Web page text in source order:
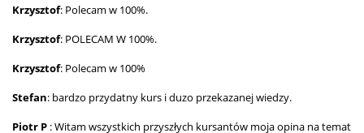
Krzysztof: Polecam w 100%.
Krzysztof: POLECAM W 100%.
Krzysztof: Polecam w 100%
Stefan: bardzo przydatny kurs i duzo przekazanej wiedzy.
Piotr P : Witam wszystkich przyszłych kursantów moja opina na temat